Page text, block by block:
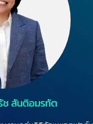
สันติอมรทัต